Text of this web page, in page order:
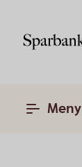
Meny